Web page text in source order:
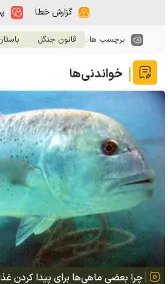
گزارش خطا
برچسب ها : قانون جنگل
خواندنی‌ها
چرا بعضی ماهی‌ها برای پیدا کردن